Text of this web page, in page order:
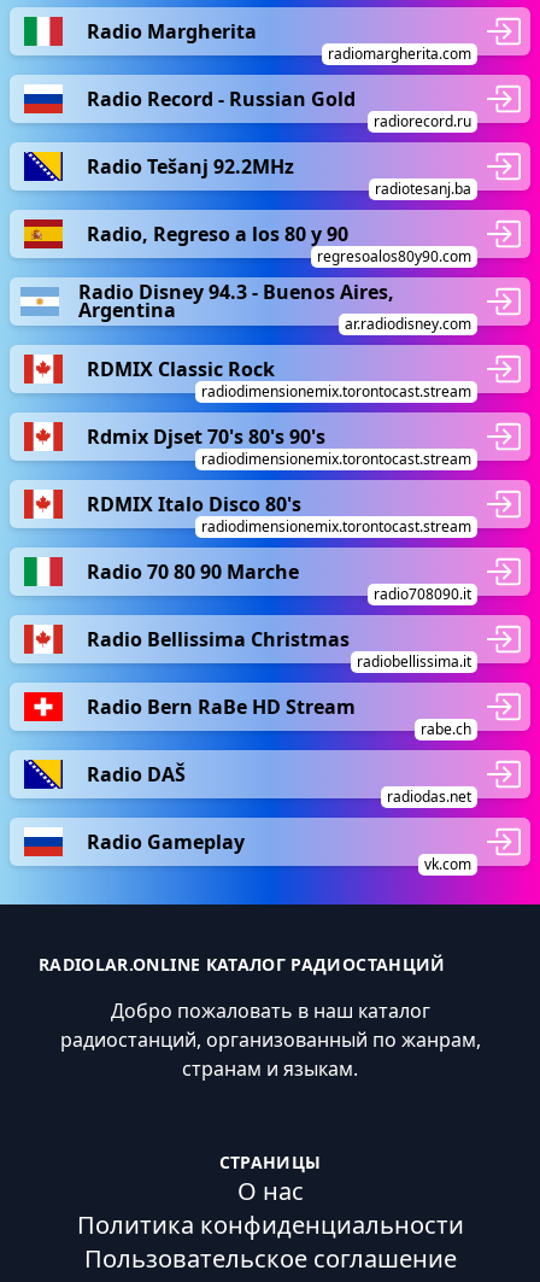
Radio Margherita
radiomargherita.com
Radio Record - Russian Gold
radiorecord.ru
Radio Tešanj 92.2MHz
radiotesanj.ba
Radio, Regreso a los 80 y 90
regresoalos80y90.com
Radio Disney 94.3 - Buenos Aires,
Argentina
ar.radiodisney.com
RDMIX Classic Rock
radiodimensionemix.torontocast.stream
Rdmix Djset 70's 80's 90's
radiodimensionemix.torontocast.stream
RDMIX Italo Disco 80's
radiodimensionemix.torontocast.stream
Radio 70 80 90 Marche
radio708090.it
Radio Bellissima Christmas
radiobellissima.it
Radio Bern RaBe HD Stream
rabe.ch
Radio DAŠ
radiodas.net
Radio Gameplay
vk.com
RADIOLAR.ONLINE КАТАЛОГ РАДИОСТАНЦИЙ
Добро пожаловать в наш каталог
радиостанций, организованный по жанрам,
странам и языкам.
СТРАНИЦЫ
О нас
Политика конфиденциальности
Пользовательское соглашение